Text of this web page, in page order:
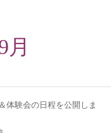
月
体験会の日程を公開しま